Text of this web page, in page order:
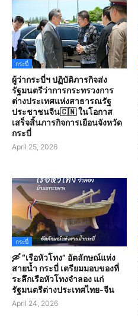
กระบี่
ผู้ว่ากระบี่ฯ ปฏิบัติภารกิจส่ง
รัฐมนตรีว่าการกระทรวงการ
ต่างประเทศแห่งสาธารณรัฐ
ประชาชนจีน🇨🇳 ในโอกาส
เสร็จสิ้นภารกิจการเยือนจังหวัด
กระบี่
April 25, 2026
กระบี่
🛶 “เรือหัวโทง” อัตลักษณ์แห่ง
สายน้ำ กระบี่ เตรียมมอบของที่
ระลึกเรือหัวโทงจำลอง แก่
รัฐมนตรีต่างประเทศไทย-จีน
April 24, 2026